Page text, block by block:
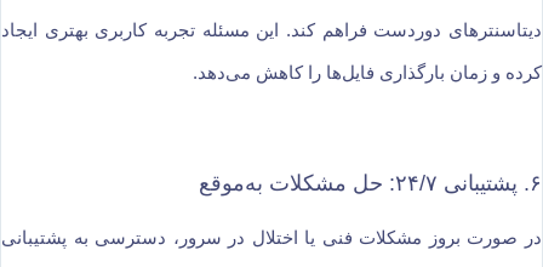
دیتاسنترهای دوردست فراهم کند. این مسئله تجربه کاربری بهتری ایجاد
کرده و زمان بارگذاری فایل‌ها را کاهش می‌دهد.
۶. پشتیبانی ۲۴/۷: حل مشکلات به‌موقع
در صورت بروز مشکلات فنی یا اختلال در سرور، دسترسی به پشتیبانی